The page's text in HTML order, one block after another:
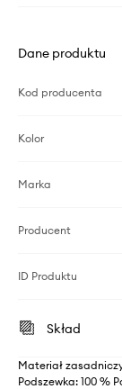
Dane produktu
Kod producenta
Kolor
Marka
Producent
ID Produktu
Skład
Materiał
Podszewka: 100 %